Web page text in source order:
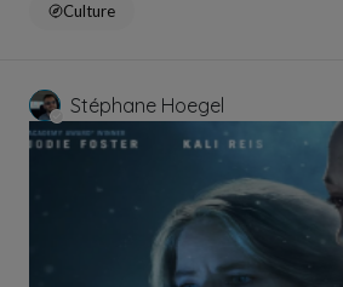
Culture
Stéphane Hoegel